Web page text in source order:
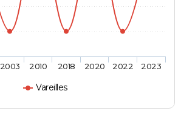
Vareilles
2003 2010 2018 2020 2022 2023